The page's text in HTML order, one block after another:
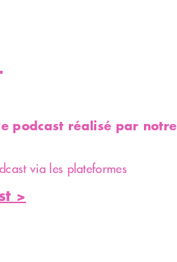
podcast réalisé par notre
via les plateformes
>